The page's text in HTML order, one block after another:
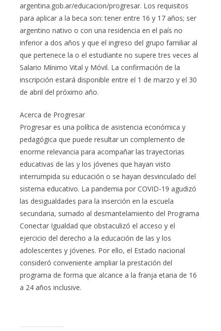
argentina.gob.ar/educacion/progresar. Los requisitos
para aplicar a la beca son: tener entre 16 y 17 años; ser
argentino nativo o con una residencia en el país no
inferior a dos años y que el ingreso del grupo familiar al
que pertenece la o el estudiante no supere tres veces al
Salario Mínimo Vital y Móvil. La confirmación de la
inscripción estará disponible entre el 1 de marzo y el 30
de abril del próximo año.
Acerca de Progresar
Progresar es una política de asistencia económica y
pedagógica que puede resultar un complemento de
enorme relevancia para acompañar las trayectorias
educativas de las y los jóvenes que hayan visto
interrumpida su educación o se hayan desvinculado del
sistema educativo. La pandemia por COVID-19 agudizó
las desigualdades para la inserción en la escuela
secundaria, sumado al desmantelamiento del Programa
Conectar Igualdad que obstaculizó el acceso y el
ejercicio del derecho a la educación de las y los
adolescentes y jóvenes. Por ello, el Estado nacional
consideró conveniente ampliar la prestación del
programa de forma que alcance a la franja etaria de 16
a 24 años inclusive.